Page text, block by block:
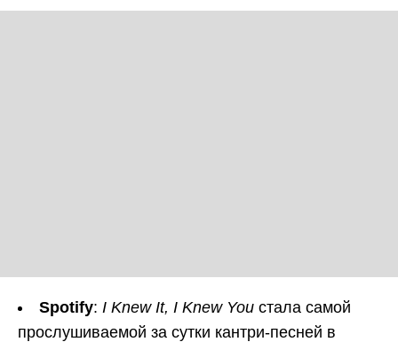
Spotify: I Knew It, I Knew You стала самой
прослушиваемой за сутки кантри-песней в